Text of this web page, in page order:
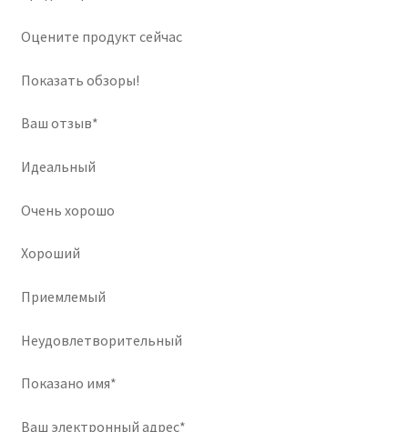
Оцените продукт сейчас
Показать обзоры!
Ваш отзыв*
Идеальный
Очень хорошо
Хороший
Приемлемый
Неудовлетворительный
Показано имя*
Ваш электронный адрес*